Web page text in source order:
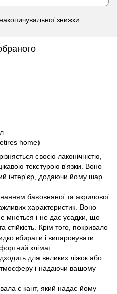
знижки
home)
своєю лаконічністю,
текстурою в'язки. Воно
інтер'єр, додаючи йому шар
бавовняної та акрилової
характеристик. Воно
мнеться і не дає усадки, що
стійкість. Крім того, покривало
вбирати і випаровувати
клімат.
для великих ліжок або
і надаючи вашому
є кант, який надає йому